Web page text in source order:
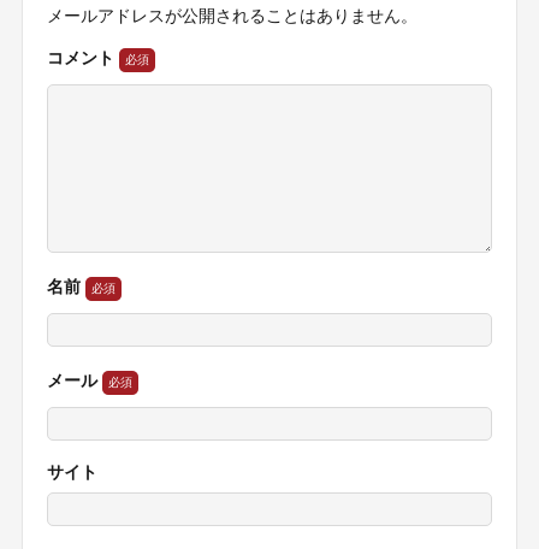
メールアドレスが公開されることはありません。
コメント
名前
メール
サイト